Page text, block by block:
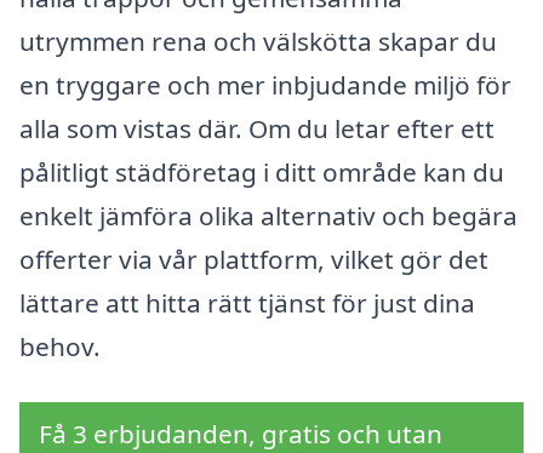
utrymmen rena och välskötta skapar du
en tryggare och mer inbjudande miljö för
alla som vistas där. Om du letar efter ett
pålitligt städföretag i ditt område kan du
enkelt jämföra olika alternativ och begära
offerter via vår plattform, vilket gör det
lättare att hitta rätt tjänst för just dina
behov.
Få 3 erbjudanden, gratis och utan